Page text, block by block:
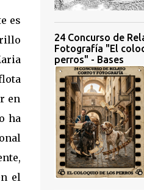
es
en
ha
el
24 Concurso de
Fotografía "El
perros" - Bases